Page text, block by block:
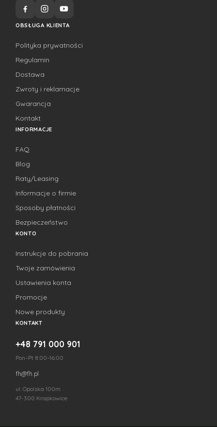
OBSŁUGA KLIENTA
Polityka prywatności
Regulamin
Dostawa
Zwroty i reklamacje
Gwarancja
Kontakt
INFORMACJE
FAQ
Blog
Raty/Leasing
Informacje o firmie
Sposoby płatności
Bezpieczeństwo
KONTO
Instrukcje do pobrania
Twoje zamówienia
Ustawienia konta
Promocje
Nowe produkty
KONTAKT
+48 791 000 901
Pon–Pt 8:00–16:00
fh@fh.pl
ul. Opolska 100m
47-300 Krapkowice